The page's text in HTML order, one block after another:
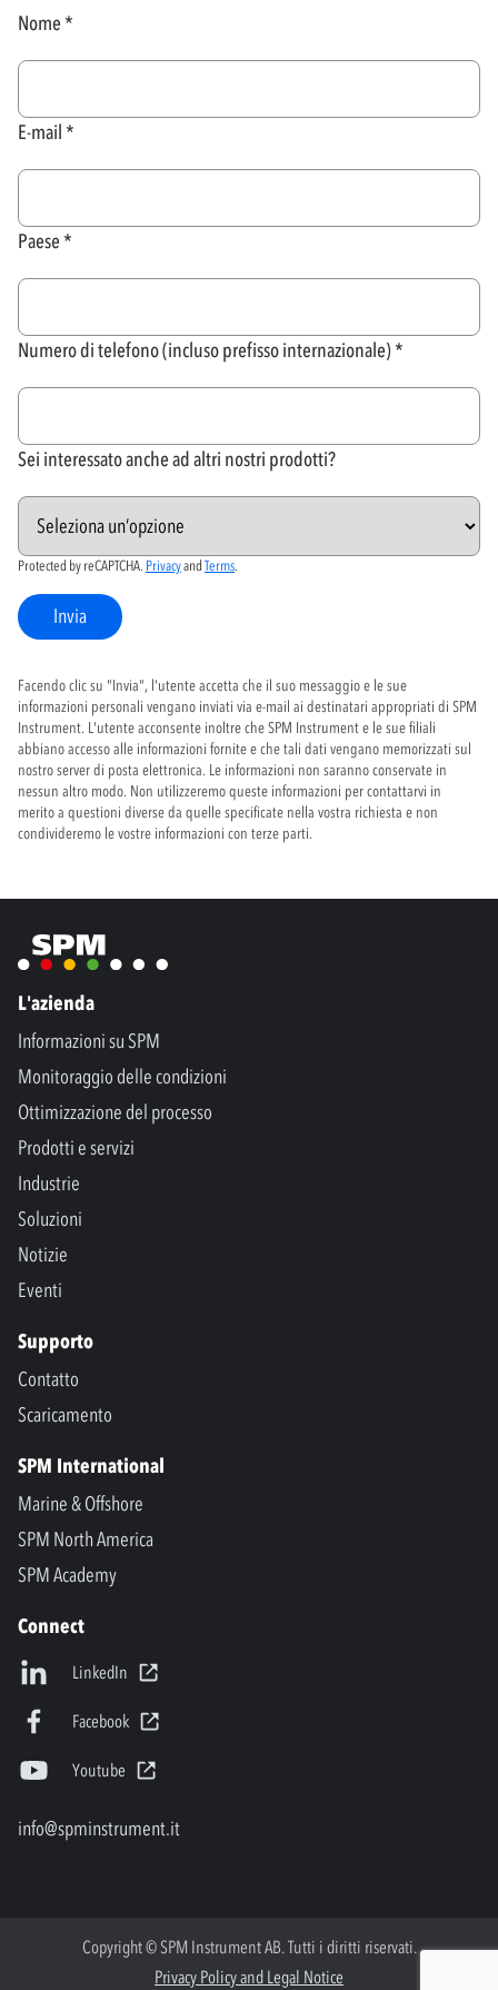
Nome
E-mail
Paese
Numero di telefono (incluso prefisso internazionale)
Sei interessato anche ad altri nostri prodotti?
Protected by reCAPTCHA. Privacyand Terms
Invia
Facendo clic su "Invia", l'utente accetta che il suo messaggio e le sue
informazioni personali vengano inviati via e-mail ai destinatari appropriati di SPM
Instrument. L'utente acconsente inoltre che SPM Instrument e le sue filiali
abbiano accesso alle informazioni fornite e che tali dati vengano memorizzati sul
nostro server di posta elettronica. Le informazioni non saranno conservate in
nessun altro modo. Non utilizzeremo queste informazioni per contattarvi in
merito a questioni diverse da quelle specificate nella vostra richiesta e non
condivideremo le vostre informazioni con terze parti.
L'azienda
Informazioni su SPM
Monitoraggio delle condizioni
Ottimizzazione del processo
Prodotti e servizi
Industrie
Soluzioni
Notizie
Eventi
Supporto
Contatto
Scaricamento
SPM International
Marine & Offshore
SPM North America
SPM Academy
Connect
LinkedIn
Facebook
Youtube
info@spminstrument.it
Copyright © SPM Instrument AB. Tutti i diritti riservati.
Privacy Policy and Legal Notice